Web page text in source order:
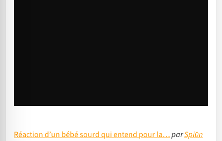
Réaction d’un bébé sourd qui entend pour la…parSpi0n